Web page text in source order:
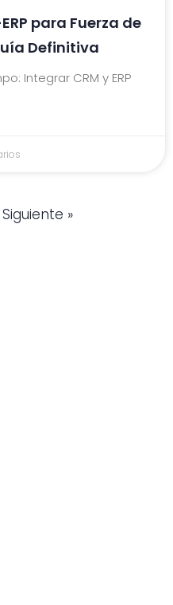
para Fuerza de
Definitiva
Integrar CRM y ERP
Siguiente »